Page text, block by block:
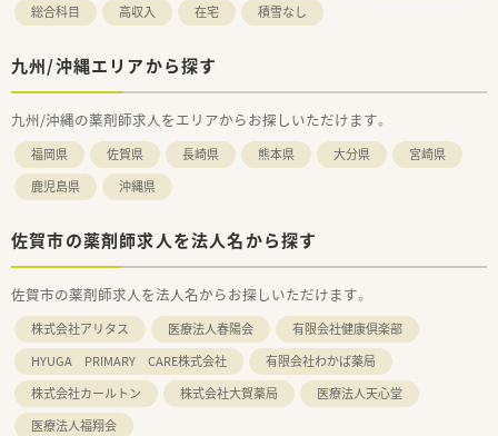
総合科目
高収入 在宅 積雪なし
九州/沖縄エリアから探す
九州/沖縄の薬剤師求人をエリアからお探しいただけます。
福岡県 佐賀県 長崎県 熊本県 大分県
宮崎県
鹿児島県
沖縄県
佐賀市の薬剤師求人を法人名から探す
佐賀市の薬剤師求人を法人名からお探しいただけます。
株式会社アリタス 医療法人春陽会
有限会社健康倶楽部
HYUGA PRIMARY CARE株式会社
有限会社わかば薬局
株式会社カールトン
株式会社大賀薬局
医療法人天心堂
医療法人福翔会